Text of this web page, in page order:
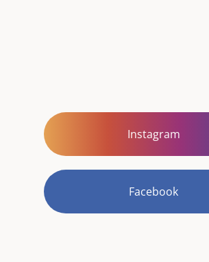
Instagram
Facebook